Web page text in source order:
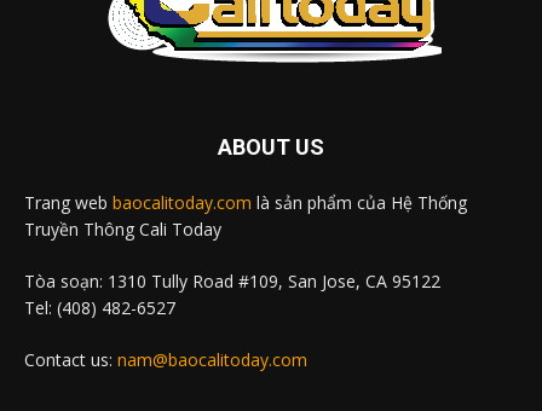
ABOUT US
Trang web baocalitoday.com là sản phẩm của Hệ Thống
Truyền Thông Cali Today
Tòa soạn: 1310 Tully Road #109, San Jose, CA 95122
Tel: (408) 482-6527
Contact us: nam@baocalitoday.com